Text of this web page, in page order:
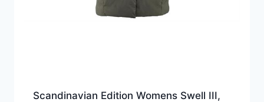
Scandinavian Edition Womens Swell III,